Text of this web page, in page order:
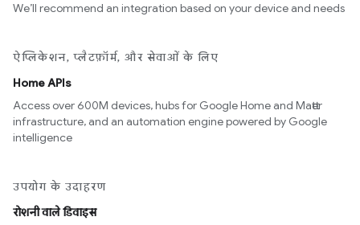
We’ll recommend an integration based on your device and needs
ऐप्लिकेशन, प्लैटफ़ॉर्म, और सेवाओं के लिए
Home APIs
Access over 600M devices, hubs for Google Home and Matter
infrastructure, and an automation engine powered by Google
intelligence
उपयोग के उदाहरण
रोशनी वाले डिवाइस